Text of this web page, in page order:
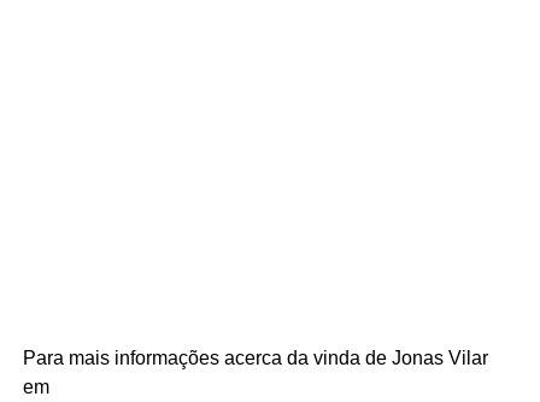
Para mais informações acerca da vinda de Jonas Vilar
em